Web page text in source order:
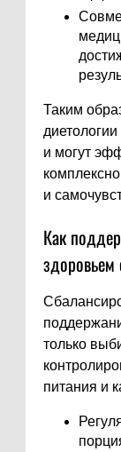
Таким
и могут
и
Как
только
питания и